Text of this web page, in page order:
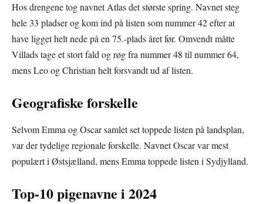
Hos drengene tog navnet Atlas det største spring. Navnet steg
hele 33 pladser og kom ind på listen som nummer 42 efter at
have ligget helt nede på en 75.-plads året før. Omvendt måtte
Villads tage et stort fald og røg fra nummer 48 til nummer 64,
mens Leo og Christian helt forsvandt ud af listen.
Geografiske forskelle
Selvom Emma og Oscar samlet set toppede listen på landsplan,
var der tydelige regionale forskelle. Navnet Oscar var mest
populært i Østsjælland, mens Emma toppede listen i Sydjylland.
Top-10 pigenavne i 2024